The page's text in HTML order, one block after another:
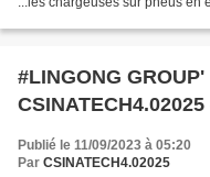
#LINGONG
Publié le 11/09/2023 à 05:20
Par CSINATECH4.02025